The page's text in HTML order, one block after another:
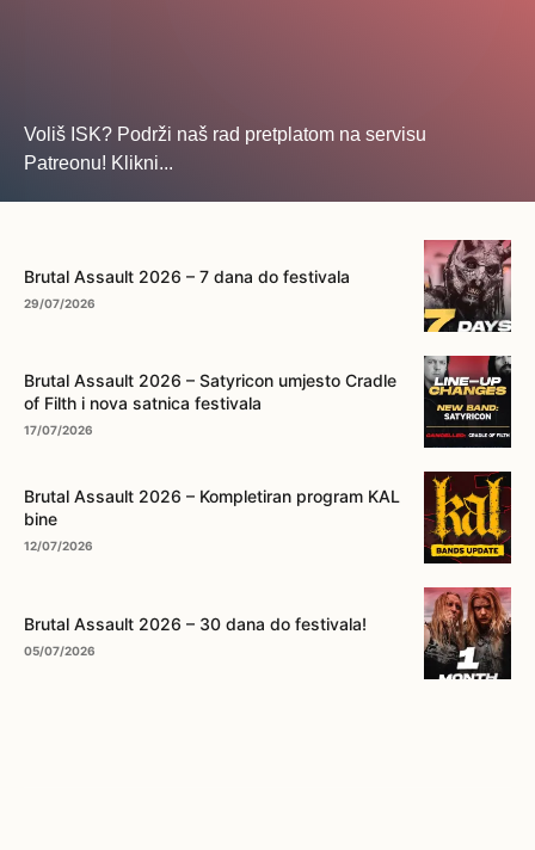
Voliš ISK? Podrži naš rad pretplatom na servisu
Patreonu! Klikni...
Brutal Assault 2026 – 7 dana do festivala
29/07/2026
Brutal Assault 2026 – Satyricon umjesto Cradle
of Filth i nova satnica festivala
17/07/2026
Brutal Assault 2026 – Kompletiran program KAL
bine
12/07/2026
Brutal Assault 2026 – 30 dana do festivala!
05/07/2026